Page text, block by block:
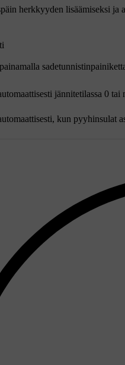
herkkyyden lisäämiseksi ja
jännitetilassa 0 tai
kun pyyhinsulat